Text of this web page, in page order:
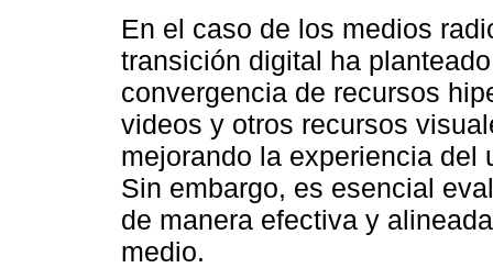
En el caso de los medios
transición digital ha
convergencia de recursos
videos y otros recursos
mejorando la experiencia del
Sin embargo, es esencial
de manera efectiva y
medio.